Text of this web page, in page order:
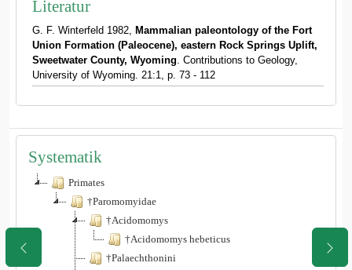
Literatur
G. F. Winterfeld 1982, Mammalian paleontology of the Fort
Union Formation (Paleocene), eastern Rock Springs Uplift,
Sweetwater County, Wyoming. Contributions to Geology,
University of Wyoming. 21:1, p. 73 - 112
Systematik
Primates
†Paromomyidae
†Acidomomys
†Acidomomys hebeticus
†Palaechthonini